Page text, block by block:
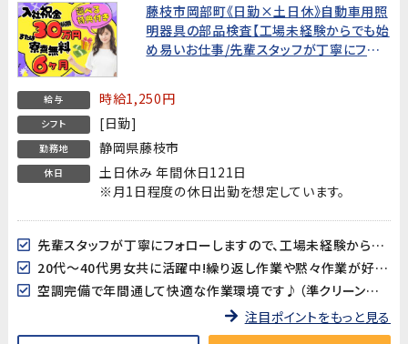
藤枝市岡部町《日勤×土日休》自動車用照
明器具の部品検査【工場未経験からでも始
め易いお仕事/先輩スタッフが丁寧にフォ
給与 時給1,250円
シフト [日勤]
勤務地 静岡県藤枝市
休日
土日休み 年間休日121日
※月1日程度の休日出勤を想定しています。
先輩スタッフが丁寧にフォローしますので、工場未経験からでも安心して始められます!
20代～40代男女共に活躍中!繰り返し作業や黙々作業が好き、得意な方にオススメ!
空調完備で年間通して快適な作業環境です♪（準クリーンルーム）
注目ポイントをもっと見る